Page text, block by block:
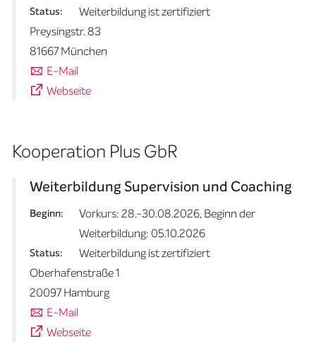
Status:
Weiterbildung ist zertifiziert
Preysingstr. 83
81667 München
E-Mail
Webseite
Kooperation Plus GbR
Weiterbildung Supervision und Coaching
Beginn:
Vorkurs: 28.-30.08.2026, Beginn der
Weiterbildung: 05.10.2026
Status:
Weiterbildung ist zertifiziert
Oberhafenstraße 1
20097 Hamburg
E-Mail
Webseite